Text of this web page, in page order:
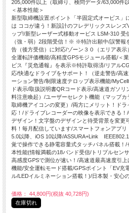
205,000件以上（取締り、検問データ/63,000件
＜基本性能＞
新型取締機設置ポイント「半固定式オービス」
は ココが違う！新設計のフレデリックスレンズ
ップ!/新型レーザー式移動オービス LSM-310 受
（強・弱）2段階受信！※ ※特許出願中/誤警報
告（後方受信）に対応/ゾーン３０（エリア表
全運転評価機能/高精度GPSモジュール搭載/＜
ビス『災危通報』を表示※特許取得済/リアル
応/快適なドライブをサポート！（逆走警告/高
ーション警告/制限速度テロップ表示機能/
ド表示/取扱説明書QRコード表示/高速道ガソ
料注意喚起）/ユーザーセレクト機能（マップ
取締機アイコンの変更）/両方にメリット！ド
応！/ドライブレコーダーの映像を表示できる
デザイン！文字盤のデザインと待受背景を変更
料！毎月配信しています/スマートフォンアプ
5.0以降、iOS 10以降/ASSURA+Link
覚で操作できる静電容量式タッチパネル搭載！
本性能(情報満載の18バンド受信/トリプルセン
高感度GPSで測位が速い！/高速道最高速度引
機能/安全運転モード搭載/GPSポイント「EV充
ル/LEDイルミネーション搭載！)/日本製・安心
価格： 44,800円(税抜 40,728円)
在庫切れ